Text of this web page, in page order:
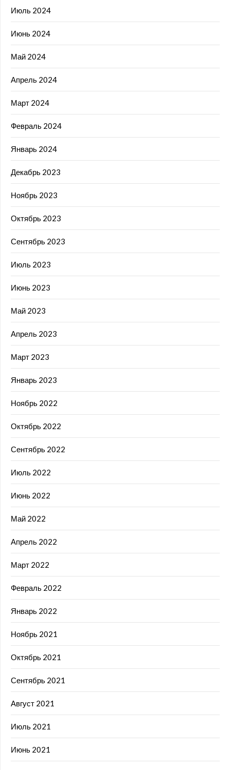
Июль 2024
Июнь 2024
Май 2024
Апрель 2024
Март 2024
Февраль 2024
Январь 2024
Декабрь 2023
Ноябрь 2023
Октябрь 2023
Сентябрь 2023
Июль 2023
Июнь 2023
Май 2023
Апрель 2023
Март 2023
Январь 2023
Ноябрь 2022
Октябрь 2022
Сентябрь 2022
Июль 2022
Июнь 2022
Май 2022
Апрель 2022
Март 2022
Февраль 2022
Январь 2022
Ноябрь 2021
Октябрь 2021
Сентябрь 2021
Август 2021
Июль 2021
Июнь 2021